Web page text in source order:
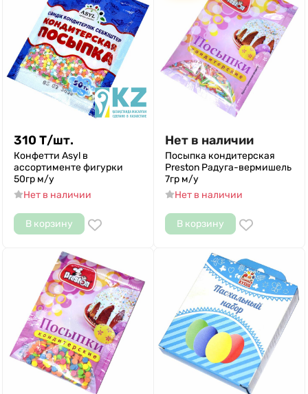
310 Т/шт.
Конфетти Asyl в
ассортименте фигурки
50гр м/у
Нет в наличии
В корзину
Нет в наличии
Посыпка кондитерская
Preston Радуга-вермишель
7гр м/у
Нет в наличии
В корзину